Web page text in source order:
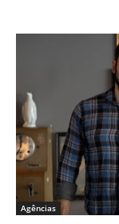
Agências